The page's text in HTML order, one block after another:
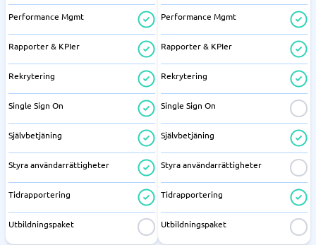
Performance Mgmt
Rapporter & KPIer
Rekrytering
Single Sign On
Självbetjäning
Styra användarrättigheter
Tidrapportering
Utbildningspaket
Performance Mgmt
Rapporter & KPIer
Rekrytering
Single Sign On
Självbetjäning
Styra användarrättigheter
Tidrapportering
Utbildningspaket